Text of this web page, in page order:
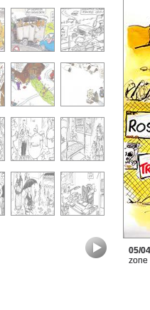
05/
zone